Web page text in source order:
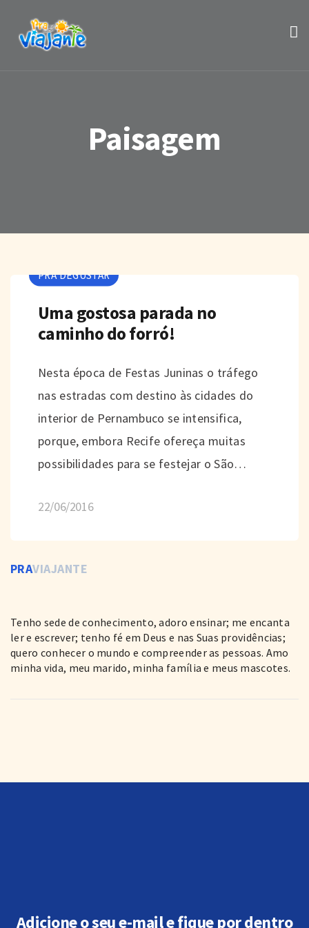
Paisagem
PRA DEGUSTAR
Uma gostosa parada no
caminho do forró!
Nesta época de Festas Juninas o tráfego
nas estradas com destino às cidades do
interior de Pernambuco se intensifica,
porque, embora Recife ofereça muitas
possibilidades para se festejar o São…
22/06/2016
PRAVIAJANTE
Tenho sede de conhecimento, adoro ensinar; me encanta
ler e escrever; tenho fé em Deus e nas Suas providências;
quero conhecer o mundo e compreender as pessoas. Amo
minha vida, meu marido, minha família e meus mascotes.
Adicione o seu e-mail e fique por dentro